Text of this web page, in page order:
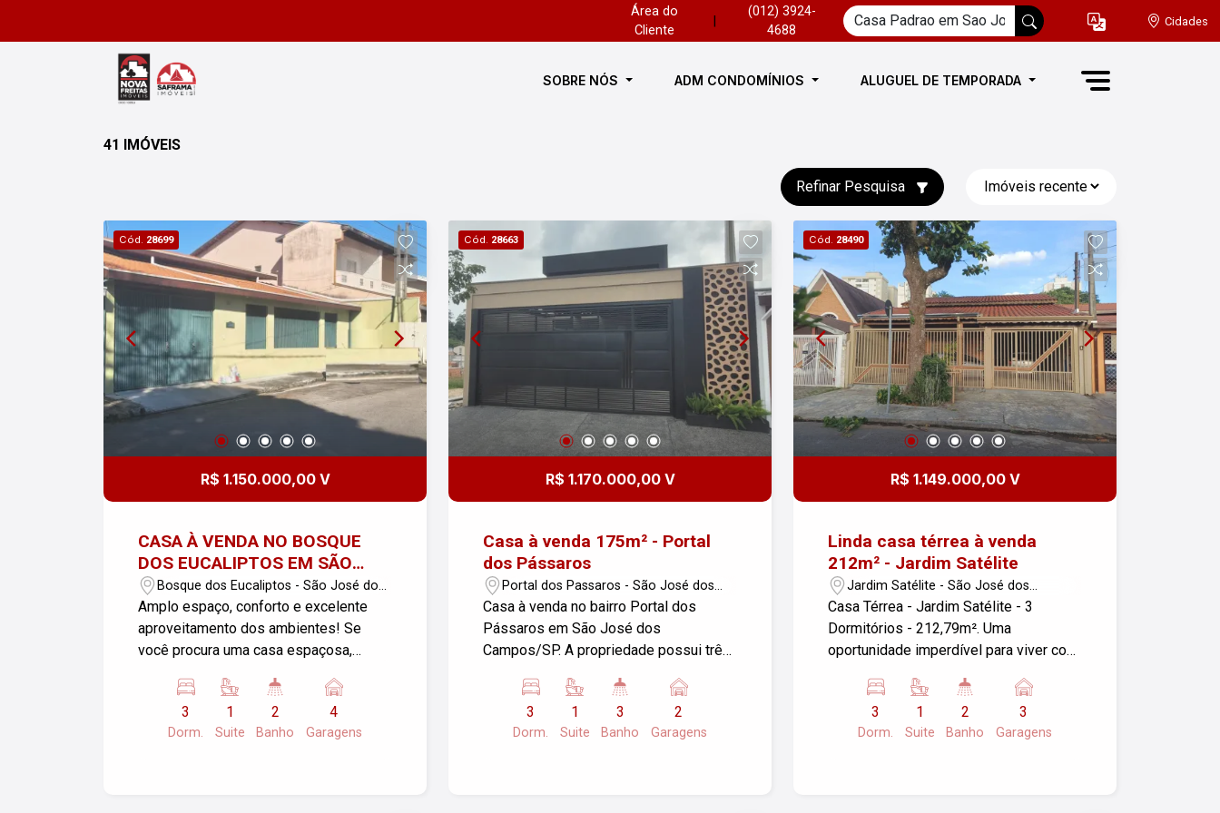
Área do
Cliente
(012) 3924-
4688
Cidades
SOBRE NÓS ADM CONDOMÍNIOS ALUGUEL DE TEMPORADA
41 IMÓVEIS
Refinar Pesquisa
Cód. 28699
R$ 1.150.000,00 V
CASA À VENDA NO BOSQUE
DOS EUCALIPTOS EM SÃO
JOSÉ DOS CAMPOS - SP
Bosque dos Eucaliptos - São José dos
Campos/SP
Amplo espaço, conforto e excelente
aproveitamento dos ambientes! Se
você procura uma casa espaçosa,
atendem perfeitamente às
necessidades da família, esta é uma
excelente oportunidade no Bosque dos
3
Dorm.
1
Suite
2
Banho
4
Garagens
Cód. 28663
R$ 1.170.000,00 V
Casa à venda 175m² - Portal
dos Pássaros
Portal dos Passaros - São José dos
Campos/SP
Casa à venda no bairro Portal dos
Pássaros em São José dos
Campos/SP. A propriedade possui três
banheiros, sala com varanda, cozinha e
área de serviço, ideal para famílias.
Conta com duas vagas de garagem,
3
Dorm.
1
Suite
3
Banho
2
Garagens
Cód. 28490
R$ 1.149.000,00 V
Linda casa térrea à venda
212m² - Jardim Satélite
Jardim Satélite - São José dos
Campos/SP
Casa Térrea - Jardim Satélite - 3
Dormitórios - 212,79m². Uma
oportunidade imperdível para viver com
estrategicamente localizada próximo a
comércios, escolas, shoppings,
supermercados, lojas de conveniência,
3
Dorm.
1
Suite
2
Banho
3
Garagens